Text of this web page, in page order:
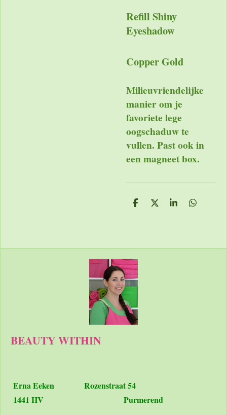
Refill Shiny
Eyeshadow
Copper Gold
Milieuvriendelijke
manier om je
favoriete lege
oogschaduw te
vullen. Past ook in
een magneet box.
D
D
S
D
BEAUTY WITHIN
Erna Eeken Rozenstraat 54
1441 HV Purmerend